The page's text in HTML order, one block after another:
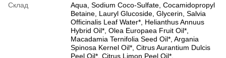
Склад
Aqua, Sodium Coco-Sulfate, Cocamidopropyl
Betaine, Lauryl Glucoside, Glycerin, Salvia
Officinalis Leaf Water*, Helianthus Annuus
Hybrid Oil*, Olea Europaea Fruit Oil*,
Macadamia Ternifolia Seed Oil*, Argania
Spinosa Kernel Oil*, Citrus Aurantium Dulcis
Peel Oil*, Citrus Limon Peel Oil*,